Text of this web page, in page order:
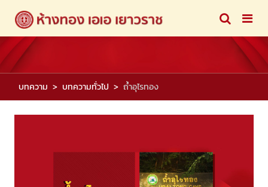
บทความ บทความทั่วไป ถ้ำอุไรทอง